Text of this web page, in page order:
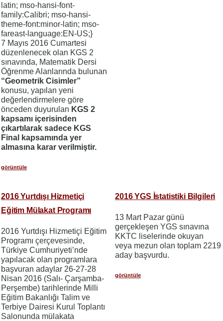
latin; mso-hansi-font-
family:Calibri; mso-hansi-
theme-font:minor-latin; mso-
fareast-language:EN-US;}
7 Mayıs 2016 Cumartesi
düzenlenecek olan KGS 2
sınavında, Matematik Dersi
Öğrenme Alanlarında bulunan
“Geometrik Cisimler”
konusu, yapılan yeni
değerlendirmelere göre
önceden duyurulan KGS 2
kapsamı içerisinden
çıkartılarak sadece KGS
Final kapsamında yer
almasına karar verilmiştir.
görüntüle
2016 Yurtdışı Hizmetiçi
Eğitim Mülakat Programı
2016 Yurtdışı Hizmetiçi Eğitim
Programı çerçevesinde,
Türkiye Cumhuriyeti’nde
yapılacak olan programlara
başvuran adaylar 26-27-28
Nisan 2016 (Salı- Çarşamba-
Perşembe) tarihlerinde Milli
Eğitim Bakanlığı Talim ve
Terbiye Dairesi Kurul Toplantı
Salonunda mülakata
2016 YGS İstatistiki Bilgileri
13 Mart Pazar günü
gerçekleşen YGS sınavına
KKTC liselerinde okuyan
veya mezun olan toplam 2219
aday başvurdu.
görüntüle